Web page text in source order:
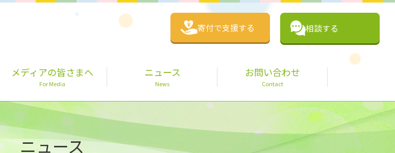
寄付で支援する 相談する
メディアの皆さまへ
For Media
ニュース
News
お問い合わせ
Contact
ニュース